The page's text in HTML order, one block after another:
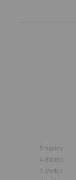
5 étoiles
4 étoiles
3 étoiles